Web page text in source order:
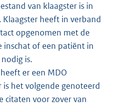
van klaagster is in
heeft in verband
opgenomen met de
inschat of een patiënt in
is.
er een MDO
het volgende genoteerd
citaten voor zover van